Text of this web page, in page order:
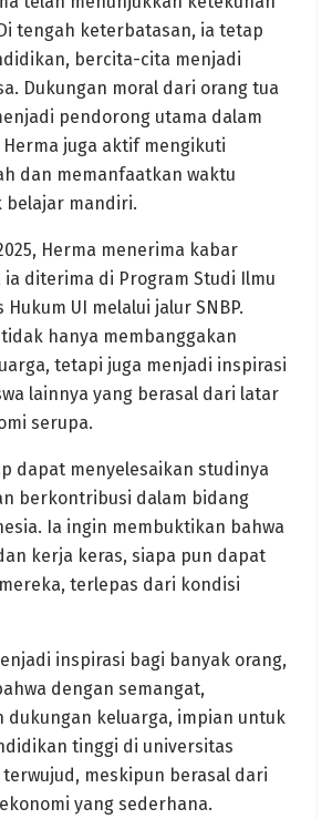
tengah keterbatasan, ia tetap
bercita-cita menjadi
Dukungan moral dari orang tua
pendorong utama dalam
juga aktif mengikuti
dan memanfaatkan waktu
belajar mandiri.​
Herma menerima kabar
ia diterima di Program Studi Ilmu
Hukum UI melalui jalur SNBP.
hanya membanggakan
tetapi juga menjadi inspirasi
lainnya yang berasal dari latar
serupa.
dapat menyelesaikan studinya
berkontribusi dalam bidang
Ia ingin membuktikan bahwa
kerja keras, siapa pun dapat
terlepas dari kondisi
inspirasi bagi banyak orang,
dengan semangat,
dukungan keluarga, impian untuk
tinggi di universitas
meskipun berasal dari
yang sederhana.